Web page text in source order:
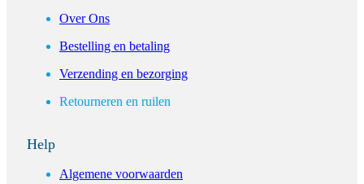
Over Ons
Bestelling en betaling
Verzending en bezorging
Retourneren en ruilen
Help
Algemene voorwaarden